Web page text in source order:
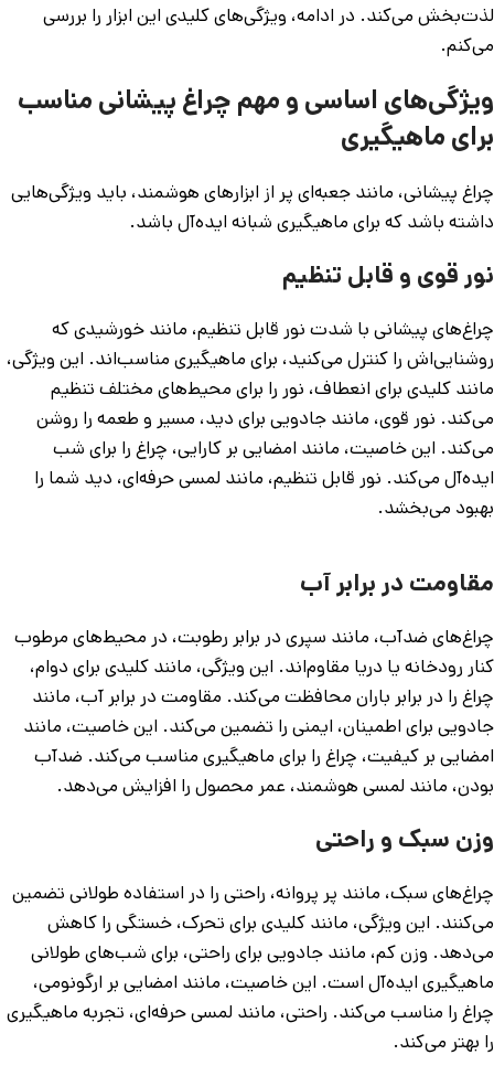
لذت‌بخش می‌کند. در ادامه، ویژگی‌های کلیدی این ابزار را بررسی
می‌کنم.
ویژگی‌های اساسی و مهم چراغ پیشانی مناسب
برای ماهیگیری
چراغ پیشانی، مانند جعبه‌ای پر از ابزارهای هوشمند، باید ویژگی‌هایی
داشته باشد که برای ماهیگیری شبانه ایده‌آل باشد.
نور قوی و قابل تنظیم
چراغ‌های پیشانی با شدت نور قابل تنظیم، مانند خورشیدی که
روشنایی‌اش را کنترل می‌کنید، برای ماهیگیری مناسب‌اند. این ویژگی،
مانند کلیدی برای انعطاف، نور را برای محیط‌های مختلف تنظیم
می‌کند. نور قوی، مانند جادویی برای دید، مسیر و طعمه را روشن
می‌کند. این خاصیت، مانند امضایی بر کارایی، چراغ را برای شب
ایده‌آل می‌کند. نور قابل تنظیم، مانند لمسی حرفه‌ای، دید شما را
بهبود می‌بخشد.
مقاومت در برابر آب
چراغ‌های ضدآب، مانند سپری در برابر رطوبت، در محیط‌های مرطوب
کنار رودخانه یا دریا مقاوم‌اند. این ویژگی، مانند کلیدی برای دوام،
چراغ را در برابر باران محافظت می‌کند. مقاومت در برابر آب، مانند
جادویی برای اطمینان، ایمنی را تضمین می‌کند. این خاصیت، مانند
امضایی بر کیفیت، چراغ را برای ماهیگیری مناسب می‌کند. ضدآب
بودن، مانند لمسی هوشمند، عمر محصول را افزایش می‌دهد.
وزن سبک و راحتی
چراغ‌های سبک، مانند پر پروانه، راحتی را در استفاده طولانی تضمین
می‌کنند. این ویژگی، مانند کلیدی برای تحرک، خستگی را کاهش
می‌دهد. وزن کم، مانند جادویی برای راحتی، برای شب‌های طولانی
ماهیگیری ایده‌آل است. این خاصیت، مانند امضایی بر ارگونومی،
چراغ را مناسب می‌کند. راحتی، مانند لمسی حرفه‌ای، تجربه ماهیگیری
را بهتر می‌کند.